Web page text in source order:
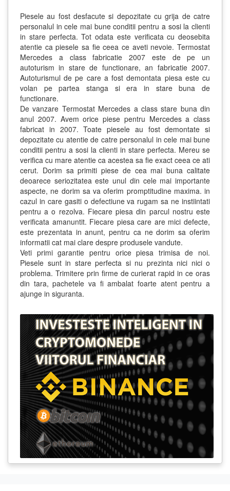
Piesele au fost desfacute si depozitate cu grija de catre
personalul in cele mai bune conditii pentru a sosi la clienti
in stare perfecta. Tot odata este verificata cu deosebita
atentie ca piesele sa fie ceea ce aveti nevoie. Termostat
Mercedes a class fabricatie 2007 este de pe un
autoturism in stare de functionare, an fabricatie 2007.
Autoturismul de pe care a fost demontata piesa este cu
volan pe partea stanga si era in stare buna de
functionare.
De vanzare Termostat Mercedes a class stare buna din
anul 2007. Avem orice piese pentru Mercedes a class
fabricat in 2007. Toate piesele au fost demontate si
depozitate cu atentie de catre personalul in cele mai bune
conditii pentru a sosi la clienti in stare perfecta. Mereu se
verifica cu mare atentie ca acestea sa fie exact ceea ce ati
cerut. Dorim sa primiti piese de cea mai buna calitate
deoarece seriozitatea este unul din cele mai importante
aspecte, ne dorim sa va oferim promptitudine maxima. in
cazul in care gasiti o defectiune va rugam sa ne instiintati
pentru a o rezolva. Fiecare piesa din parcul nostru este
verificata amanuntit. Fiecare piesa care are mici defecte,
este prezentata in anunt, pentru ca ne dorim sa oferim
informatii cat mai clare despre produsele vandute.
Veti primi garantie pentru orice piesa trimisa de noi.
Piesele sunt in stare perfecta si nu prezinta nici nici o
problema. Trimitere prin firme de curierat rapid in ce oras
din tara, pachetele va fi ambalat foarte atent pentru a
ajunge in siguranta.